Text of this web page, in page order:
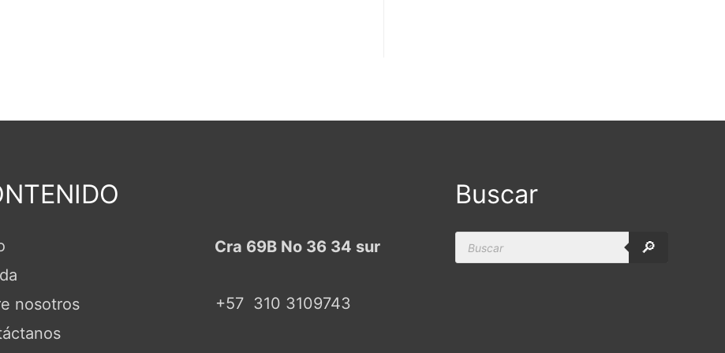
nosotros
Cra 69B No 36 34 sur
+57 310 3109743
Buscar
Products
search
🔎